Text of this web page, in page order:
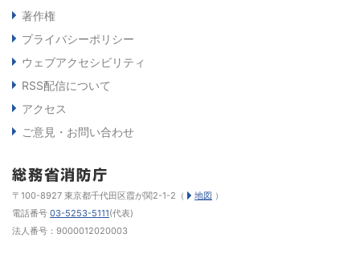
著作権
プライバシーポリシー
ウェブアクセシビリティ
RSS配信について
アクセス
ご意見・お問い合わせ
〒100-8927 東京都千代田区霞が関2-1-2（ 地図 ）
電話番号 03-5253-5111(代表)
法人番号：9000012020003